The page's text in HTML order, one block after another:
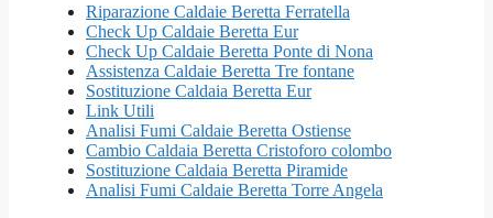
Riparazione Caldaie Beretta Ferratella
Check Up Caldaie Beretta Eur
Check Up Caldaie Beretta Ponte di Nona
Assistenza Caldaie Beretta Tre fontane
Sostituzione Caldaia Beretta Eur
Link Utili
Analisi Fumi Caldaie Beretta Ostiense
Cambio Caldaia Beretta Cristoforo colombo
Sostituzione Caldaia Beretta Piramide
Analisi Fumi Caldaie Beretta Torre Angela